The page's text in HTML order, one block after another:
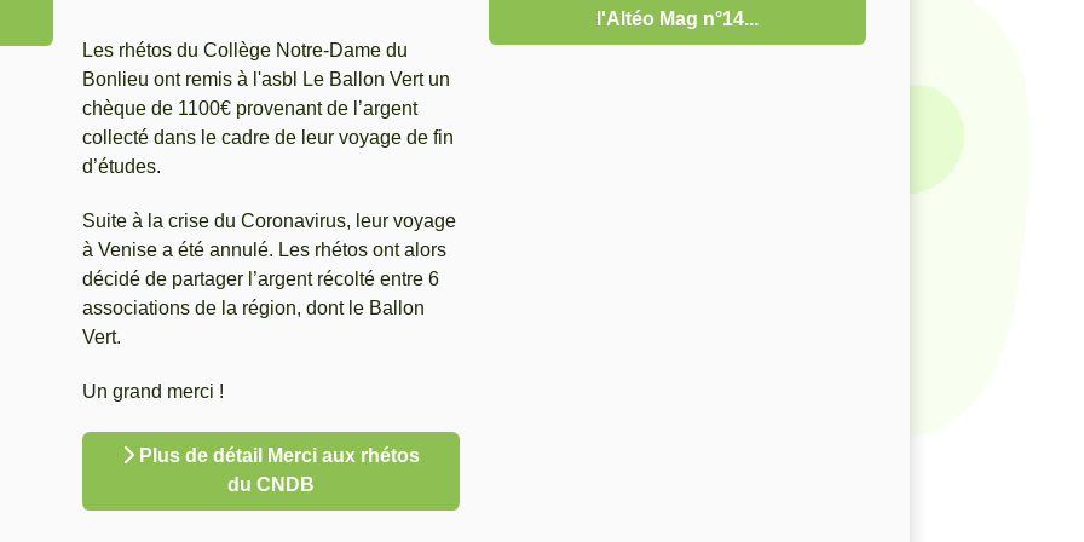
Les rhétos du Collège Notre-Dame du
Bonlieu ont remis à l'asbl Le Ballon Vert un
chèque de 1100€ provenant de l’argent
collecté dans le cadre de leur voyage de fin
d’études.
Suite à la crise du Coronavirus, leur voyage
à Venise a été annulé. Les rhétos ont alors
décidé de partager l’argent récolté entre 6
associations de la région, dont le Ballon
Vert.
Un grand merci !
Plus de détail Merci aux rhétos
du CNDB
l'Altéo Mag n°14...